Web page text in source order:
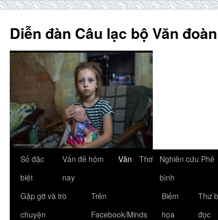
content
Diễn đàn Câu lạc bộ Văn
Số đặc
biệt
Vấn đề hôm
nay
Văn Thơ
Nghiên cứu Phê
bình
Gặp gỡ và trò
chuyện
Trên
Facebook/Minds
Biếm
họa
Thư
đọc